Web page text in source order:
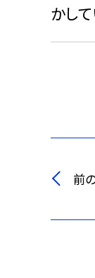
かし
前